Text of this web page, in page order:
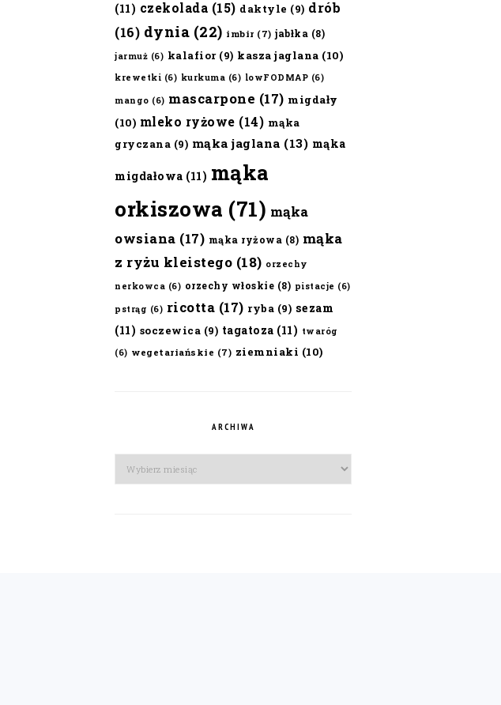
(11) czekolada (15) daktyle (9) drób
(16) dynia (22) imbir (7) jabłka (8)
jarmuż (6) kalafior(9) kasza jaglana (10)
krewetki (6) kurkuma (6) lowFODMAP (6)
mango (6) mascarpone (17) migdały
(10) mleko ryżowe (14) mąka
gryczana (9) mąka jaglana (13) mąka
migdałowa (11) mąka
orkiszowa (71) mąka
owsiana (17) mąka ryżowa (8) mąka
z ryżu kleistego (18) orzechy
nerkowca (6) orzechy włoskie (8) pistacje (6)
pstrąg (6) ricotta (17) ryba (9) sezam
(11) soczewica (9) tagatoza (11) twaróg
(6) wegetariańskie (7) ziemniaki (10)
ARCHIWA
Archiwa